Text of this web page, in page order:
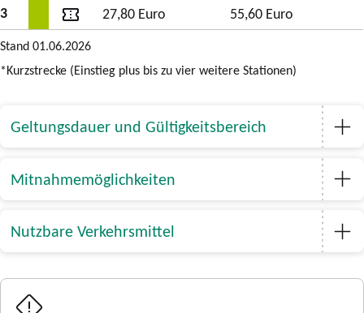
3
27,80 Euro 55,60 Euro
Stand 01.06.2026
*Kurzstrecke (Einstieg plus bis zu vier weitere Stationen)
Geltungsdauer und Gültigkeitsbereich
Mitnahmemöglichkeiten
Nutzbare Verkehrsmittel